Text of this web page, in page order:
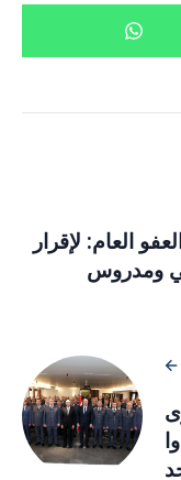
العام: لإقرار
ومدروس